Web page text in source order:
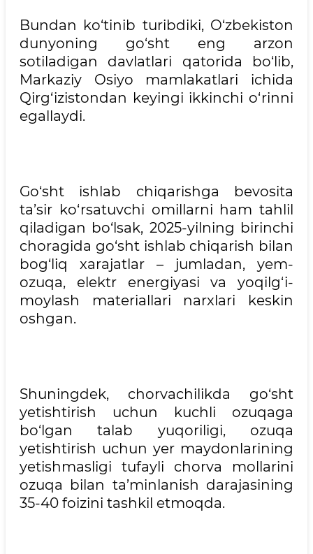
Bundan ko‘tinib turibdiki, O‘zbekiston
dunyoning go‘sht eng arzon
sotiladigan davlatlari qatorida bo‘lib,
Markaziy Osiyo mamlakatlari ichida
Qirg‘izistondan keyingi ikkinchi o‘rinni
egallaydi.
Go‘sht ishlab chiqarishga bevosita
ta’sir ko‘rsatuvchi omillarni ham tahlil
qiladigan bo‘lsak, 2025-yilning birinchi
choragida go‘sht ishlab chiqarish bilan
bog‘liq xarajatlar – jumladan, yem-
ozuqa, elektr energiyasi va yoqilg‘i-
moylash materiallari narxlari keskin
oshgan.
Shuningdek, chorvachilikda go‘sht
yetishtirish uchun kuchli ozuqaga
bo‘lgan talab yuqoriligi, ozuqa
yetishtirish uchun yer maydonlarining
yetishmasligi tufayli chorva mollarini
ozuqa bilan ta’minlanish darajasining
35-40 foizini tashkil etmoqda.